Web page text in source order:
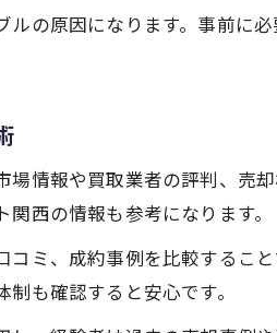
の原因になります。事前に
情報や買取業者の評判、売
西の情報も参考になります。
ミ、成約事例を比較するこ
も確認すると安心です。